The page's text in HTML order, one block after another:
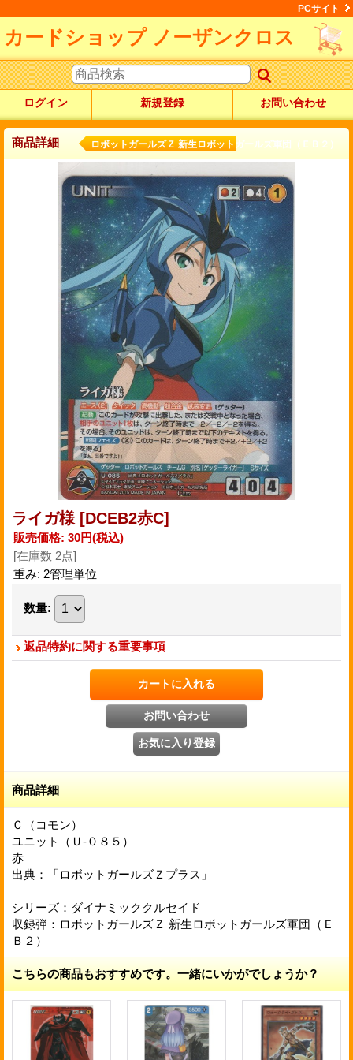
PCサイト
カードショップ ノーザンクロス
ログイン 新規登録 お問い合わせ
商品詳細 ロボットガールズＺ 新生ロボットガールズ軍団（ＥＢ２）
ライガ様 [DCEB2赤C]
販売価格: 30円(税込)
[在庫数 2点]
重み: 2管理単位
数量:
返品特約に関する重要事項
商品詳細
Ｃ（コモン）
ユニット（Ｕ-０８５）
赤
出典：「ロボットガールズＺプラス」
シリーズ：ダイナミッククルセイド
収録弾：ロボットガールズＺ 新生ロボットガールズ軍団（Ｅ
Ｂ２）
こちらの商品もおすすめです。一緒にいかがでしょうか？